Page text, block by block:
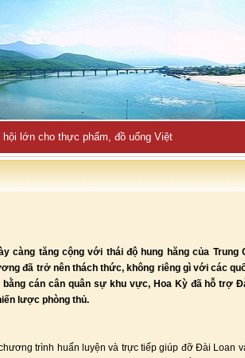
lớn cho thực phẩm, đồ uống Việt
càng tăng cộng với thái độ hung hăng của Trung
đã trở nên thách thức, không riêng gì với các
cán cân quân sự khu vực, Hoa Kỳ đã hỗ trợ
lược phòng thủ.
trình huấn luyện và trực tiếp giúp đỡ Đài Loan